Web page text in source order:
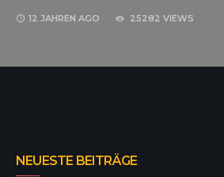
12 JAHREN AGO 25282 VIEWS
NEUESTE BEITRÄGE